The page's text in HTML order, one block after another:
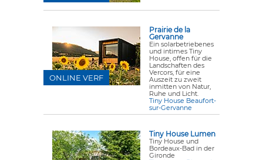
Prairie de la
Gervanne
Ein solarbetriebenes
und intimes Tiny
House, offen für die
Landschaften des
Vercors, für eine
Auszeit zu zweit
inmitten von Natur,
Ruhe und Licht.
Tiny House Beaufort-
sur-Gervanne
ONLINE VERF
Tiny House Lumen
Tiny House und
Bordeaux-Bad in der
Gironde